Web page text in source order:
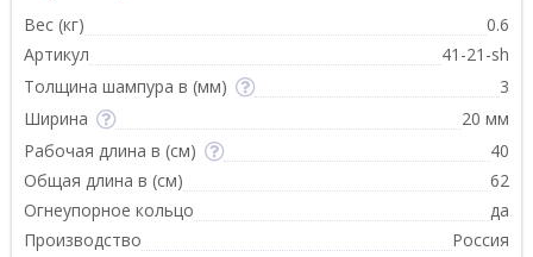
Вес (кг)
0.6
Артикул
41-21-sh
Толщина шампура в (мм)
3
Ширина
20 мм
Рабочая длина в (см)
40
Общая длина в (см)
62
Огнеупорное кольцо
да
Производство
Россия